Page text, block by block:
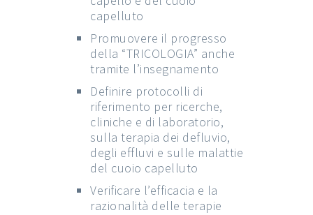
capelluto
Promuovere il progresso
della “TRICOLOGIA” anche
tramite l’insegnamento
Definire protocolli di
riferimento per ricerche,
cliniche e di laboratorio,
sulla terapia dei defluvio,
degli effluvi e sulle malattie
del cuoio capelluto
Verificare l’efficacia e la
razionalità delle terapie